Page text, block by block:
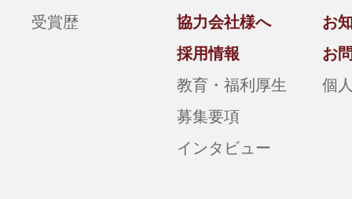
受賞歴
協力会社様へ
採用情報
教育・福利厚生
募集要項
インタビュー
お
お
個